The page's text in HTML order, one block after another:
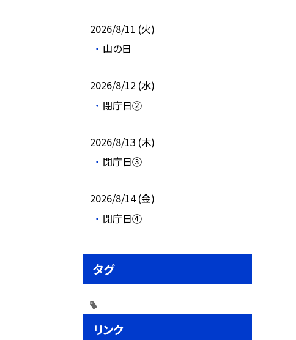
2026/8/11 (火)
山の日
2026/8/12 (水)
閉庁日②
2026/8/13 (木)
閉庁日③
2026/8/14 (金)
閉庁日④
タグ
リンク